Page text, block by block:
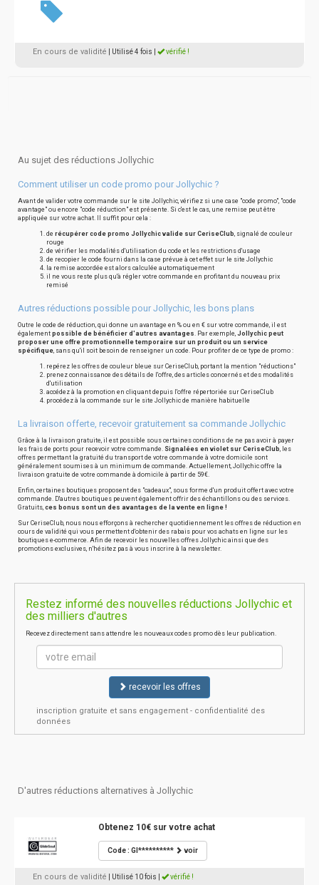
En cours de validité | Utilisé 4 fois vérifié !
Au sujet des réductions Jollychic
Comment utiliser un code promo pour Jollychic ?
Avant de valider votre commande sur le site Jollychic, vérifiez si une case "code promo", "code
avantage" ou encore "code réduction" est présente. Si c'est le cas, une remise peut être
appliquée sur votre achat. Il suffit pour cela :
de récupérer code promo Jollychic valide sur CeriseClub, signalé de couleur
rouge
de vérifier les modalités d'utilisation du code et les restrictions d'usage
de recopier le code fourni dans la case prévue à cet effet sur le site Jollychic
la remise accordée est alors calculée automatiquement
il ne vous reste plus qu'à régler votre commande en profitant du nouveau prix
remisé
Autres réductions possible pour Jollychic, les bons plans
Outre le code de réduction, qui donne un avantage en % ou en € sur votre commande, il est
également possible de bénéficier d'autres avantages. Par exemple, Jollychic peut
proposer une offre promotionnelle temporaire sur un produit ou un service
spécifique, sans qu'il soit besoin de renseigner un code. Pour profiter de ce type de promo :
repérez les offres de couleur bleue sur CeriseClub, portant la mention "réductions"
prenez connaissance des détails de l'offre, des articles concernés et des modalités
d'utilisation
accédez à la promotion en cliquant depuis l'offre répertoriée sur CeriseClub
procédez à la commande sur le site Jollychic de manière habituelle
La livraison offerte, recevoir gratuitement sa commande Jollychic
Grâce à la livraison gratuite, il est possible sous certaines conditions de ne pas avoir à payer
les frais de ports pour recevoir votre commande. Signalées en violet sur CeriseClub, les
offres permettant la gratuité du transport de votre commande à votre domicile sont
généralement soumises à un minimum de commande. Actuellement, Jollychic offre la
livraison gratuite de votre commande à domicile à partir de 59€.
Enfin, certaines boutiques proposent des "cadeaux", sous forme d'un produit offert avec votre
commande. D'autres boutiques peuvent également offrir des échantillons ou des services.
Gratuits, ces bonus sont un des avantages de la vente en ligne !
Sur CeriseClub, nous nous efforçons à rechercher quotidiennement les offres de réduction en
cours de validité qui vous permettent d'obtenir des rabais pour vos achats en ligne sur les
boutiques e-commerce. Afin de recevoir les nouvelles offres Jollychic ainsi que des
promotions exclusives, n'hésitez pas à vous inscrire à la newsletter.
Restez informé des nouvelles réductions Jollychic et
des milliers d'autres
Recevez directement sans attendre les nouveaux codes promo dès leur publication.
recevoir les offres
inscription gratuite et sans engagement - confidentialité des
données
D'autres réductions alternatives à Jollychic
Obtenez 10€ sur votre achat
Code : GI********** voir
En cours de validité | Utilisé 10 fois vérifié !